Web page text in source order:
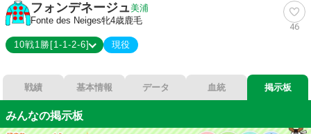
フォンデネージュ美浦
Fonte des Neiges牝4歳鹿毛
46
10戦1勝[1-1-2-6]
現役
総合成績 1-1-2-6
10%
連対
複勝 40%
戦績 基本情報 データ 血統 掲示板
みんなの掲示板